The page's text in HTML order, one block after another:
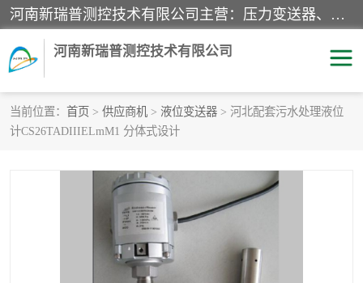
河南新瑞普测控技术有限公司主营：压力变送器、液位变送器、差压变送器、雷达料位计、电容物位计、温度显示控制仪表、电量变送器、流量计、工业自动化系统成套设备。
河南新瑞普测控技术有限公司
当前位置： 首页 > 供应商机 > 液位变送器 > 河北配套污水处理液位
计CS26TADIIIELmM1 分体式设计
霍尼韦尔压力变送器
1151/3351产品分类 精巧型压力变送器
雷达料位计
标准型工业压力变送器 罐旁显示仪